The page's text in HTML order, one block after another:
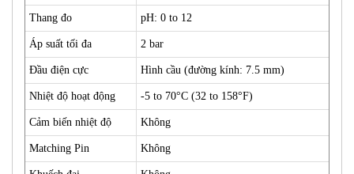
Thang đo pH: 0 to 12
Áp suất tối đa 2 bar
Đầu điện cực Hình cầu (đường kính: 7.5 mm)
Nhiệt độ hoạt động -5 to 70°C (32 to 158°F)
Cảm biến nhiệt độ Không
Matching Pin Không